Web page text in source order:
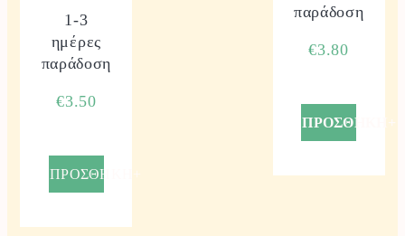
1-3
ημέρες
παράδοση
€3.50
ΠΡΟΣΘΗΚΗ+
παράδοση
€3.80
ΠΡΟΣΘΗΚΗ+